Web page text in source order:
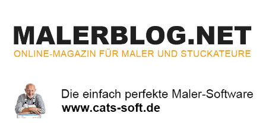
springen
secondary
menu
springen
springen
Magazin
für
Maler